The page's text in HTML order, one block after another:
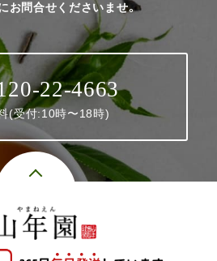
お問合せくださいませ。
22-4663
(受付:10時〜18時)